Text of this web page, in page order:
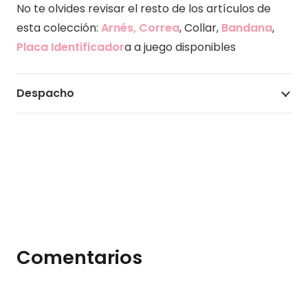
No te olvides revisar el resto de los artículos de
esta colección: Arnés, Correa, Collar, Bandana,
Placa Identificadora a juego disponibles
Despacho
Comentarios